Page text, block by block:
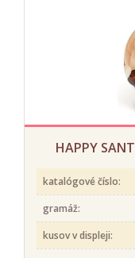
HAPPY
katalógové číslo:
gramáž:
kusov v displeji: